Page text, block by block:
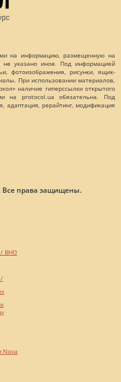
на информацию, размещенную на
не указано иное. Под информацией
фотоизображения, рисунки, ящик-
При использовании материалов,
наличие гиперссылки открытого
на protocol.ua обязательна. Под
адаптация, рерайтинг, модификация
Все права защищены.
/ ВНО
Nova